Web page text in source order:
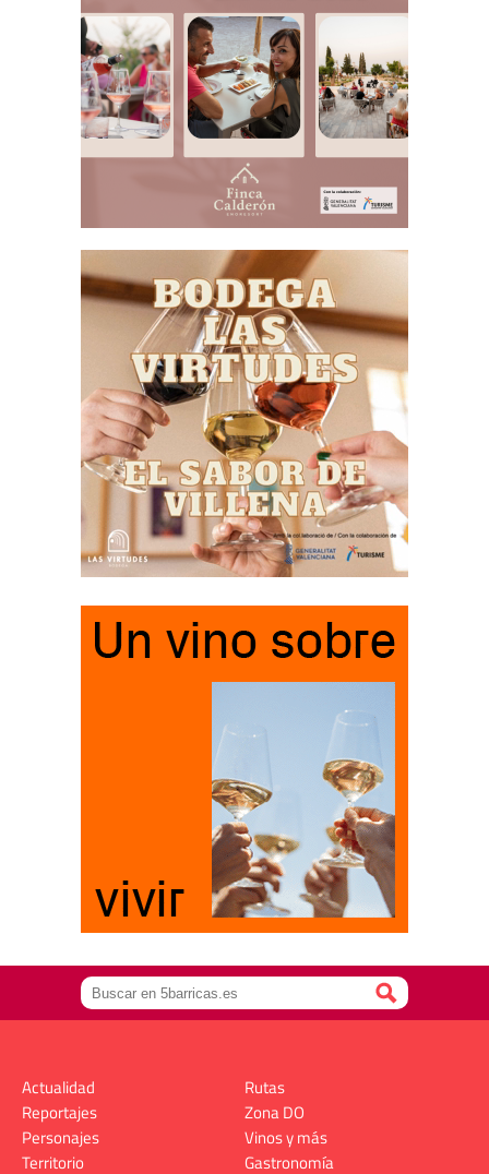
Actualidad
Reportajes
Personajes
Territorio
Rutas
Zona DO
Vinos y más
Gastronomía